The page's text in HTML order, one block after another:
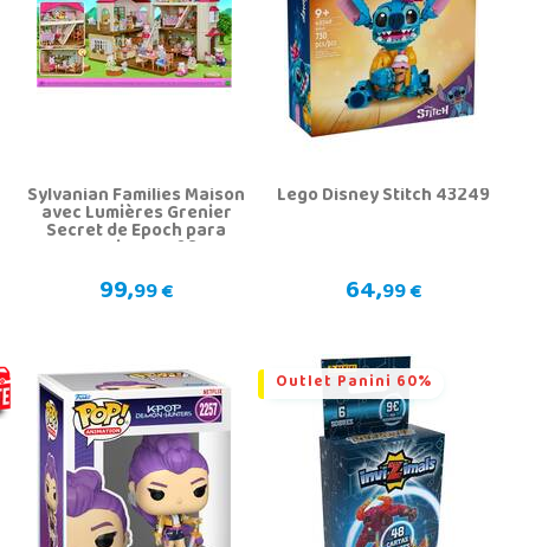
Sylvanian Families Maison
avec Lumières Grenier
Secret de Epoch para
Imaginar 5708
99,99 €
Lego Disney Stitch 43249
64,99 €
Outlet Panini 60%